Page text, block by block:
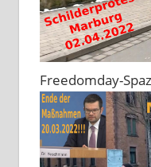
Freedomday-